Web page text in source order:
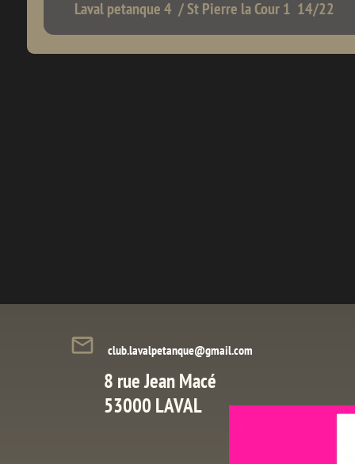
mail_outline club.lavalpetanque@gmail.com
8 rue Jean Macé
53000 LAVAL
Laval petanque 4 / St Pierre la Cour 1 14/22